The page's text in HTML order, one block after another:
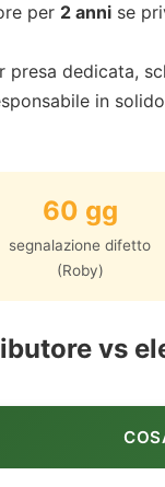
per 2 anni se
presa dedicata,
in
60 gg
segnalazione difetto
(Roby)
vs